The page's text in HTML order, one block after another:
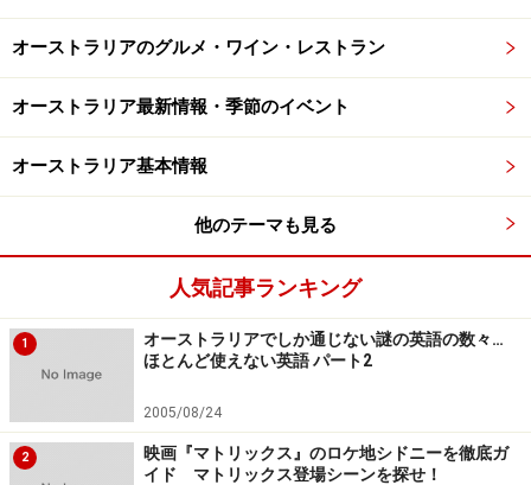
オーストラリアのグルメ・ワイン・レストラン
オーストラリア最新情報・季節のイベント
オーストラリア基本情報
他のテーマも見る
人気記事ランキング
1
オーストラリアでしか通じない謎の英語の数々…
ほとんど使えない英語 パート2
2005/08/24
2
映画『マトリックス』のロケ地シドニーを徹底ガ
イド マトリックス登場シーンを探せ！